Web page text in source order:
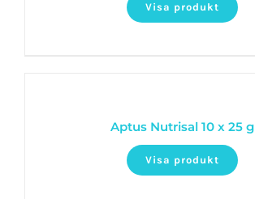
Visa produkt
Aptus Nutrisal 10 x 25 g
Visa produkt